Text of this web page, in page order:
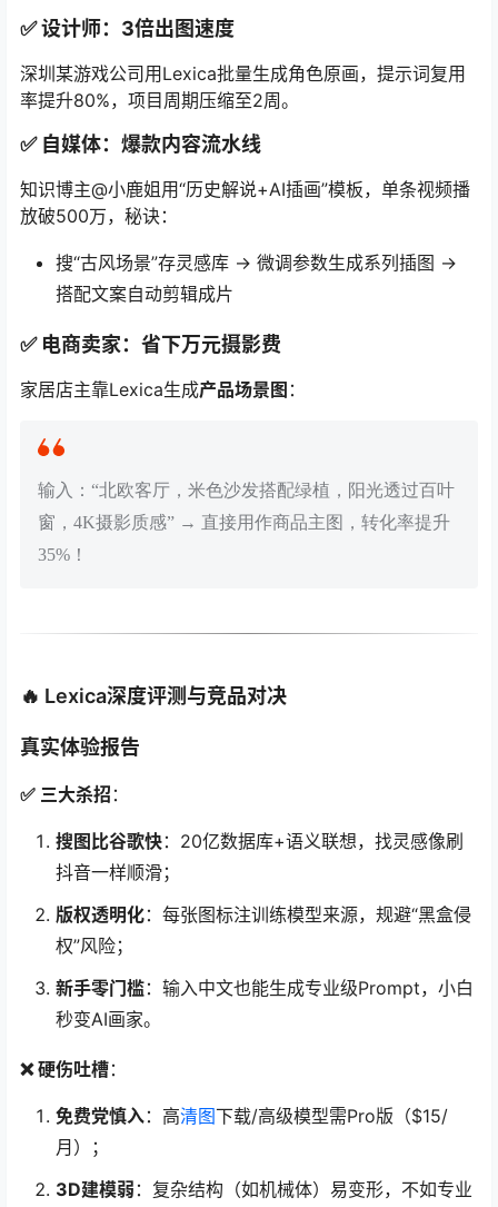
✅ 设计师： 3倍出图速度
深圳某游戏公司用Lexica批量生成角色原画，提示词复用
率提升80%，项目周期压缩至2周。
✅ 自媒体： 爆款内容流水线
知识博主@小鹿姐用“历史解说+AI插画”模板，单条视频播
放破500万，秘诀：
搜“古风场景”存灵感库 → 微调参数生成系列插图 →
搭配文案自动剪辑成片
✅ 电商卖家： 省下万元摄影费
家居店主靠Lexica生成产品场景图 ：
输入：“北欧客厅，米色沙发搭配绿植，阳光透过百叶
窗，4K摄影质感” → 直接用作商品主图，转化率提升
35%！
🔥 Lexica深度评测与竞品对决
真实体验报告
✅ 三大杀招 ：
搜图比谷歌快：20亿数据库+语义联想，找灵感像刷
抖音一样顺滑；
版权透明化：每张图标注训练模型来源，规避“黑盒侵
权”风险；
新手零门槛：输入中文也能生成专业级Prompt，小白
秒变AI画家。
❌ 硬伤吐槽：
免费党慎入：高清图下载/高级模型需Pro版（$15/
月）；
3D建模弱 ：复杂结构（如机械体）易变形，不如专业